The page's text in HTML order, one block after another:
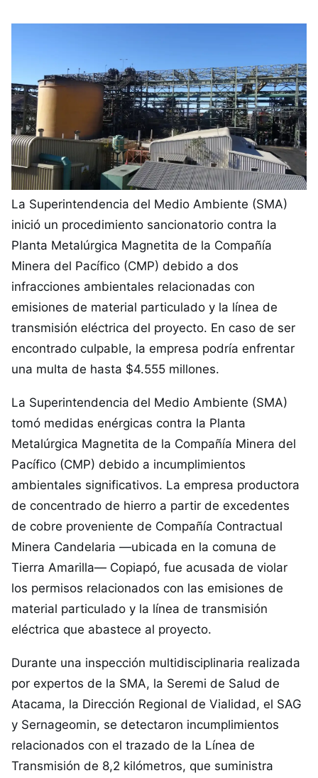
La Superintendencia del Medio Ambiente (SMA)
inició un procedimiento sancionatorio contra la
Planta Metalúrgica Magnetita de la Compañía
Minera del Pacífico (CMP) debido a dos
infracciones ambientales relacionadas con
emisiones de material particulado y la línea de
transmisión eléctrica del proyecto. En caso de ser
encontrado culpable, la empresa podría enfrentar
una multa de hasta $4.555 millones.
La Superintendencia del Medio Ambiente (SMA)
tomó medidas enérgicas contra la Planta
Metalúrgica Magnetita de la Compañía Minera del
Pacífico (CMP) debido a incumplimientos
ambientales significativos. La empresa productora
de concentrado de hierro a partir de excedentes
de cobre proveniente de Compañía Contractual
Minera Candelaria —ubicada en la comuna de
Tierra Amarilla— Copiapó, fue acusada de violar
los permisos relacionados con las emisiones de
material particulado y la línea de transmisión
eléctrica que abastece al proyecto.
Durante una inspección multidisciplinaria realizada
por expertos de la SMA, la Seremi de Salud de
Atacama, la Dirección Regional de Vialidad, el SAG
y Sernageomin, se detectaron incumplimientos
relacionados con el trazado de la Línea de
Transmisión de 8,2 kilómetros, que suministra